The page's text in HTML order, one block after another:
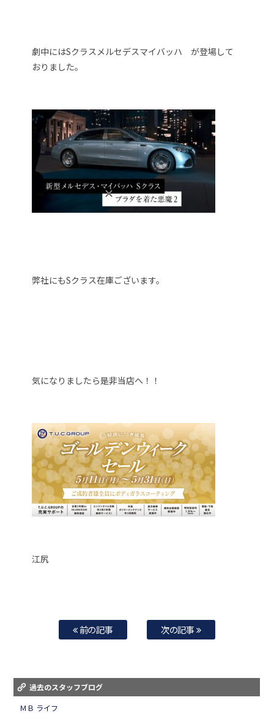
劇中にはSクラスメルセデスマイバッハ が登場して
おりました。
弊社にもSクラス在庫ございます。
気になりましたら是非当店へ！！
江尻
前の記事 次の記事
過去のスタッフブログ
ＭＢ ライフ